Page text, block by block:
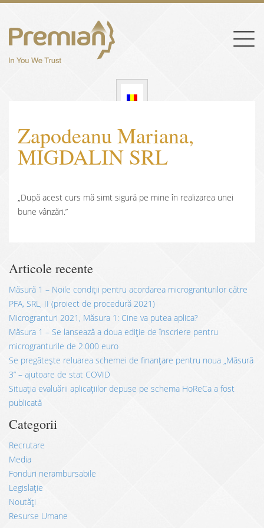
Zapodeanu Mariana,
MIGDALIN SRL
„După acest curs mă simt sigură pe mine în realizarea unei
bune vânzări.”
Articole recente
Măsură 1 – Noile condiții pentru acordarea microgranturilor către
PFA, SRL, II (proiect de procedură 2021)
Microgranturi 2021, Măsura 1: Cine va putea aplica?
Măsura 1 – Se lansează a doua ediție de înscriere pentru
microgranturile de 2.000 euro
Se pregătește reluarea schemei de finanțare pentru noua „Măsură
3” – ajutoare de stat COVID
Situația evaluării aplicațiilor depuse pe schema HoReCa a fost
publicată
Categorii
Recrutare
Media
Fonduri nerambursabile
Legislație
Noutăți
Resurse Umane